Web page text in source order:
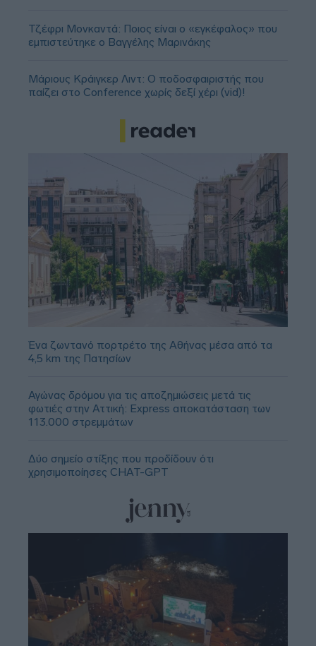
Τζέφρι Μονκαντά: Ποιος είναι ο «εγκέφαλος» που
εμπιστεύτηκε ο Βαγγέλης Μαρινάκης
Μάριους Κράιγκερ Λιντ: Ο ποδοσφαιριστής που
παίζει στο Conference χωρίς δεξί χέρι (vid)!
Ένα ζωντανό πορτρέτο της Αθήνας μέσα από τα
4,5 km της Πατησίων
Αγώνας δρόμου για τις αποζημιώσεις μετά τις
φωτιές στην Αττική: Express αποκατάσταση των
113.000 στρεμμάτων
Δύο σημείο στίξης που προδίδουν ότι
χρησιμοποίησες CHAT-GPT